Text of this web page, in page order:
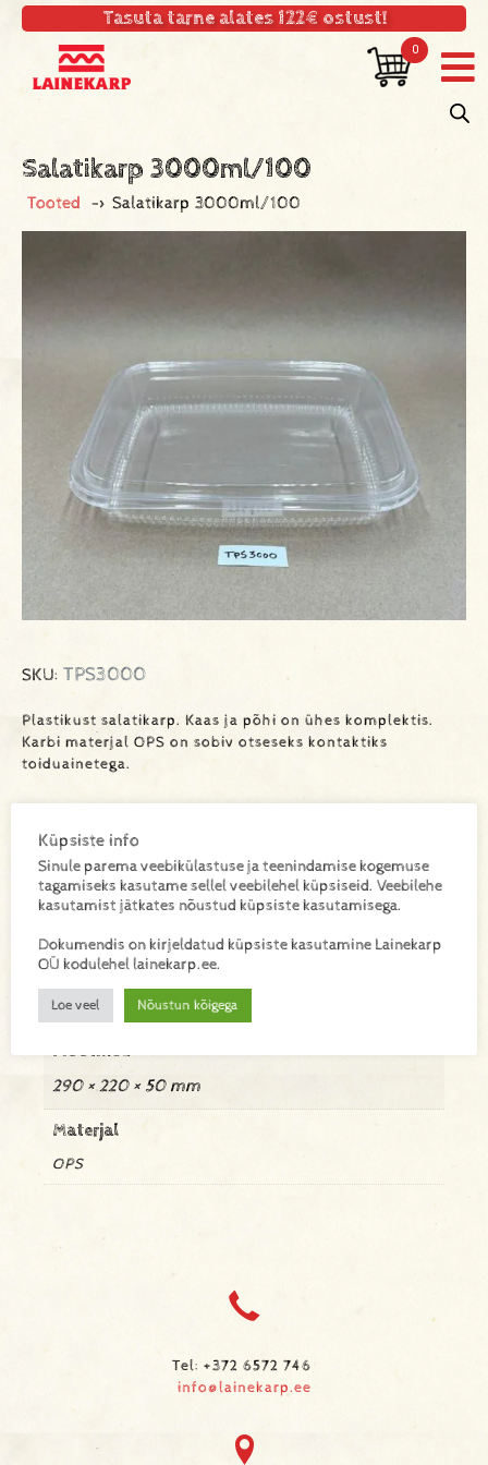
Tasuta tarne alates 122€ ostust!
0
Salatikarp 3000ml/100
Tooted -> Salatikarp 3000ml/100
SKU: TPS3000
Plastikust salatikarp. Kaas ja põhi on ühes komplektis.
Karbi materjal OPS on sobiv otseseks kontaktiks
toiduainetega.
Lisa toode päringukorvi
Lisainfo
Kaal
0,09 kg
Mõõtmed
290 × 220 × 50 mm
Materjal
OPS
Küpsiste info
Sinule parema veebikülastuse ja teenindamise kogemuse
tagamiseks kasutame sellel veebilehel küpsiseid. Veebilehe
kasutamist jätkates nõustud küpsiste kasutamisega.
Dokumendis on kirjeldatud küpsiste kasutamine Lainekarp
OÜ kodulehel lainekarp.ee.
Loe veel Nõustun kõigega
Tel: +372 6572 746
info@lainekarp.ee